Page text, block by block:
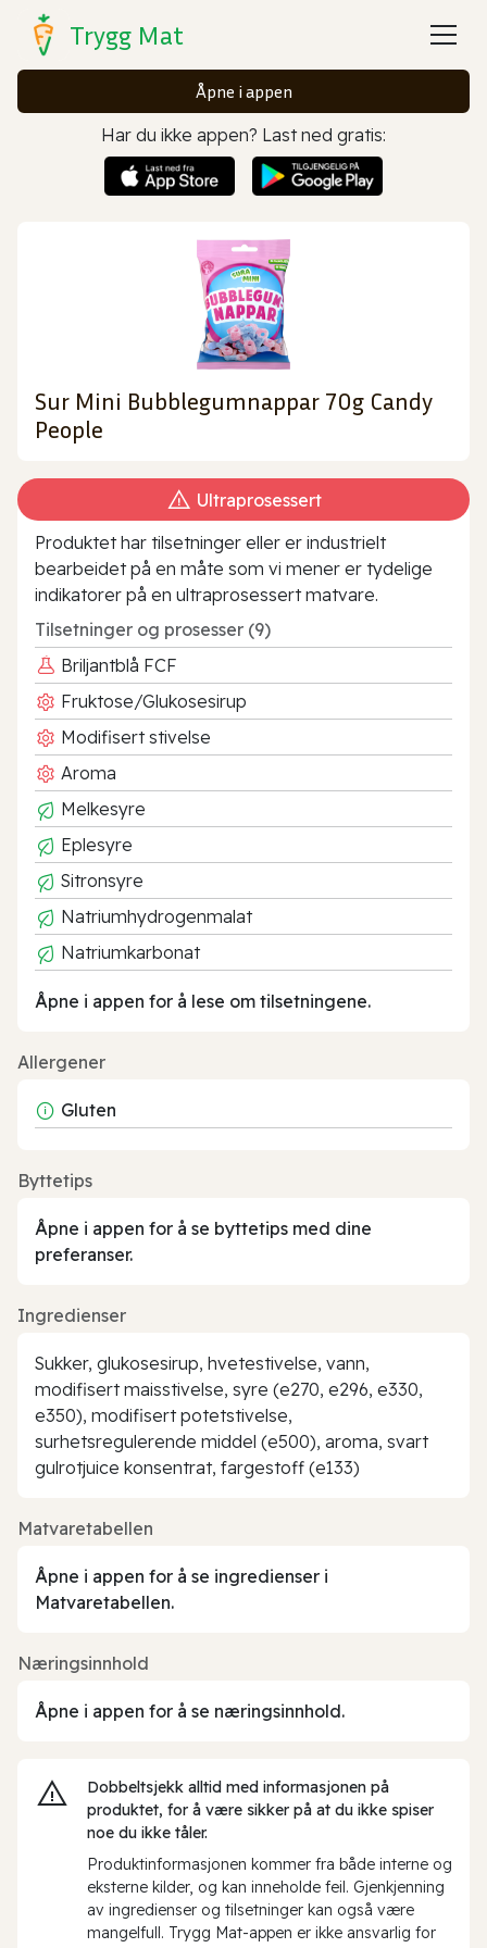
Trygg Mat
Åpne i appen
Har du ikke appen? Last ned gratis:
Sur Mini Bubblegumnappar 70g Candy
People
Ultraprosessert
Produktet har tilsetninger eller er industrielt
bearbeidet på en måte som vi mener er tydelige
indikatorer på en ultraprosessert matvare.
Tilsetninger og prosesser (9)
Briljantblå FCF
Fruktose/Glukosesirup
Modifisert stivelse
Aroma
Melkesyre
Eplesyre
Sitronsyre
Natriumhydrogenmalat
Natriumkarbonat
Åpne i appen for å lese om tilsetningene.
Allergener
Gluten
Byttetips
Åpne i appen for å se byttetips med dine
preferanser.
Ingredienser
Sukker, glukosesirup, hvetestivelse, vann,
modifisert maisstivelse, syre (e270, e296, e330,
e350), modifisert potetstivelse,
surhetsregulerende middel (e500), aroma, svart
gulrotjuice konsentrat, fargestoff (e133)
Matvaretabellen
Åpne i appen for å se ingredienser i
Matvaretabellen.
Næringsinnhold
Åpne i appen for å se næringsinnhold.
Dobbeltsjekk alltid med informasjonen på
produktet, for å være sikker på at du ikke spiser
noe du ikke tåler.
Produktinformasjonen kommer fra både interne og
eksterne kilder, og kan inneholde feil. Gjenkjenning
av ingredienser og tilsetninger kan også være
mangelfull. Trygg Mat-appen er ikke ansvarlig for